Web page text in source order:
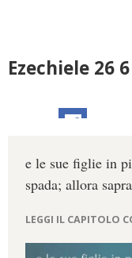
Ezechiele 26 6
e le sue figlie in
spada; allora
LEGGI IL CAPITOLO